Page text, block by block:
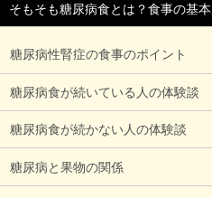
そもそも糖尿病食とは？食事の基
糖尿病性腎症の食事のポイント
糖尿病食が続いている人の体験談
糖尿病食が続かない人の体験談
糖尿病と果物の関係